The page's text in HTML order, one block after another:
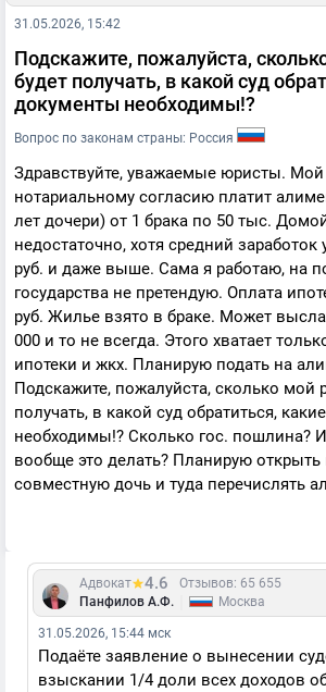
31.05.2026, 15:42
Подскажите, пожалуйста,
будет получать, в какой суд
документы необходимы!?
Вопрос по законам страны: Россия
Здравствуйте, уважаемые юристы.
нотариальному согласию платит
лет дочери) от 1 брака по 50 тыс.
недостаточно, хотя средний заработок
руб. и даже выше. Сама я работаю, на
государства не претендую. Оплата
руб. Жилье взято в браке. Может
000 и то не всегда. Этого хватает
ипотеки и жкх. Планирую подать на
Подскажите, пожалуйста, сколько мой
получать, в какой суд обратиться,
необходимы!? Сколько гос. пошлина?
вообще это делать? Планирую
совместную дочь и туда перечислять
Адвокат 4.6
Отзывов: 65 655
Панфилов А.Ф.
Москва
31.05.2026, 15:44 мск
Подаёте заявление о вынесении
взыскании 1/4 доли всех доходов